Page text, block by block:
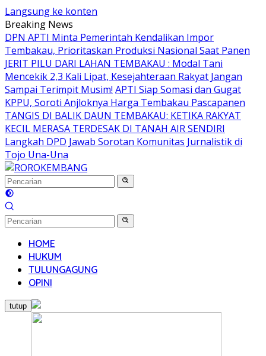
Langsung ke konten
Breaking News
DPN APTI Minta Pemerintah Kendalikan Impor
Tembakau, Prioritaskan Produksi Nasional Saat Panen
JERIT PILU DARI LAHAN TEMBAKAU ​: Modal Tani
Mencekik 2,3 Kali Lipat, Kesejahteraan Rakyat Jangan
Sampai Terimpit Musim! APTI Siap Somasi dan Gugat
KPPU, Soroti Anjloknya Harga Tembakau Pascapanen
TANGIS DI BALIK DAUN TEMBAKAU: KETIKA RAKYAT
KECIL MERASA TERDESAK DI TANAH AIR SENDIRI
Langkah DPD Jawab Sorotan Komunitas Jurnalistik di
Tojo Una-Una
HOME
HUKUM
TULUNGAGUNG
OPINI
tutup